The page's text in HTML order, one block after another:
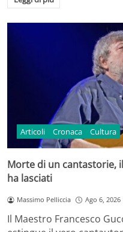
Articoli Cronaca Cultura
Morte di un cantastorie,
ha lasciati
Massimo Pelliccia Ago 6, 2026
Il Maestro Francesco